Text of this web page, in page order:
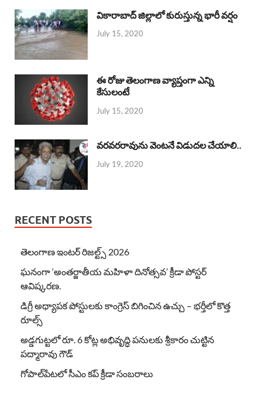
వికారాబాద్ జిల్లాలో కురుస్తున్న భారీ వర్షం
July 15, 2020
ఈ రోజు తెలంగాణ వ్యాప్తంగా ఎన్ని
కేసులంటే
July 15, 2020
వరవరరావును వెంటనే విడుదల చేయాలి..
July 19, 2020
RECENT POSTS
తెలంగాణ ఇంటర్ రిజల్ట్స్ 2026
ఘనంగా ‘అంతర్జాతీయ మహిళా దినోత్సవ’ క్రీడా పోస్టర్
ఆవిష్కరణ.
డిగ్రీ అధ్యాపక పోస్టులకు కాంగ్రెస్ బిగించిన ఉచ్చు – భర్తీలో కొత్త
రూల్స్
అడ్డగుట్టలో రూ. 6 కోట్ల అభివృద్ధి పనులకు శ్రీకారం చుట్టిన
పద్మారావు గౌడ్
గోపాల్‌పేటలో సీఎం కప్ క్రీడా సంబరాలు